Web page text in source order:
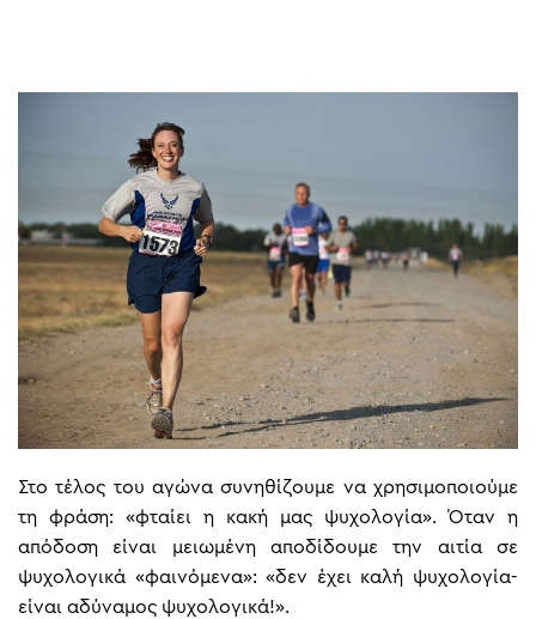
Στο τέλος του αγώνα συνηθίζουμε να χρησιμοποιούμε
τη φράση: «φταίει η κακή μας ψυχολογία». Όταν η
απόδοση είναι μειωμένη αποδίδουμε την αιτία σε
ψυχολογικά «φαινόμενα»: «δεν έχει καλή ψυχολογία-
είναι αδύναμος ψυχολογικά!».